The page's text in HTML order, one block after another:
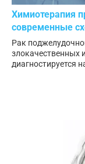
Химиотерапия
современные
Рак
злокачественных
диагностируется